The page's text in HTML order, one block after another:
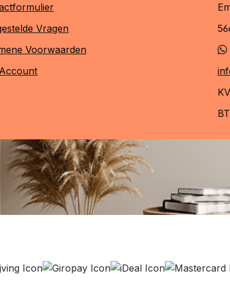
Vragen
Voorwaarden